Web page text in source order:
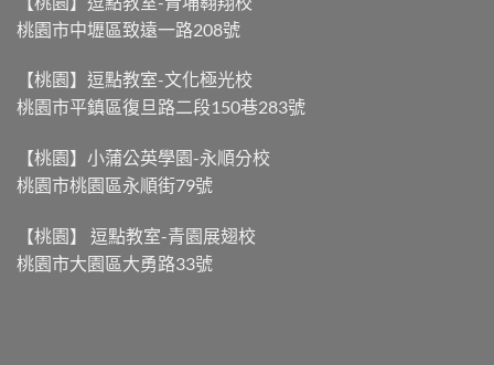
桃園市中壢區致遠一路208號
【桃園】逗點教室-文化極光校
桃園市平鎮區復旦路二段150巷283號
【桃園】小蒲公英學園-永順分校
桃園市桃園區永順街79號
【桃園】 逗點教室-青園展翅校
桃園市大園區大勇路33號